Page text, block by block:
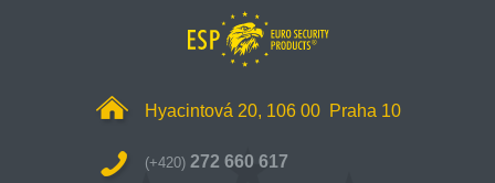
Hyacintová 20, 106 00 Praha 10
(+420) 272 660 617